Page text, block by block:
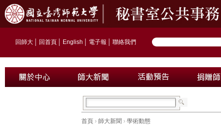
回師大 回首頁 English 電子報 聯絡我們
首頁 › 師大新聞 › 學術動態